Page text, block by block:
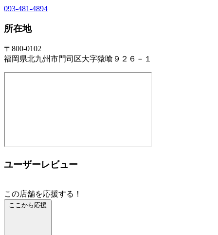
093-481-4894
所在地
〒800-0102
福岡県北九州市門司区大字猿喰９２６－１
ユーザーレビュー
この店舗を応援する！
ここから応援